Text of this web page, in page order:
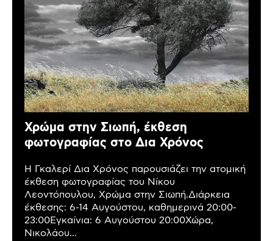
Χρώμα στην Σιωπή, έκθεση
φωτογραφίας στο Δια Χρόνος
Η Γκαλερί Δια Χρόνος παρουσιάζει την ατομική
έκθεση φωτογραφίας του Νίκου
Λεοντόπουλου, Χρώμα στην Σιωπή.Διάρκεια
έκθεσης: 6-14 Αυγούστου, καθημερινά 20:00-
23:00Εγκαίνια: 6 Αυγούστου 20:00Χώρα,
Νικολάου...